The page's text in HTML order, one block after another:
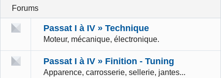
Forums
Passat I à IV » Technique
Moteur, mécanique, électronique.
Passat I à IV » Finition - Tuning
Apparence, carrosserie, sellerie, jantes...